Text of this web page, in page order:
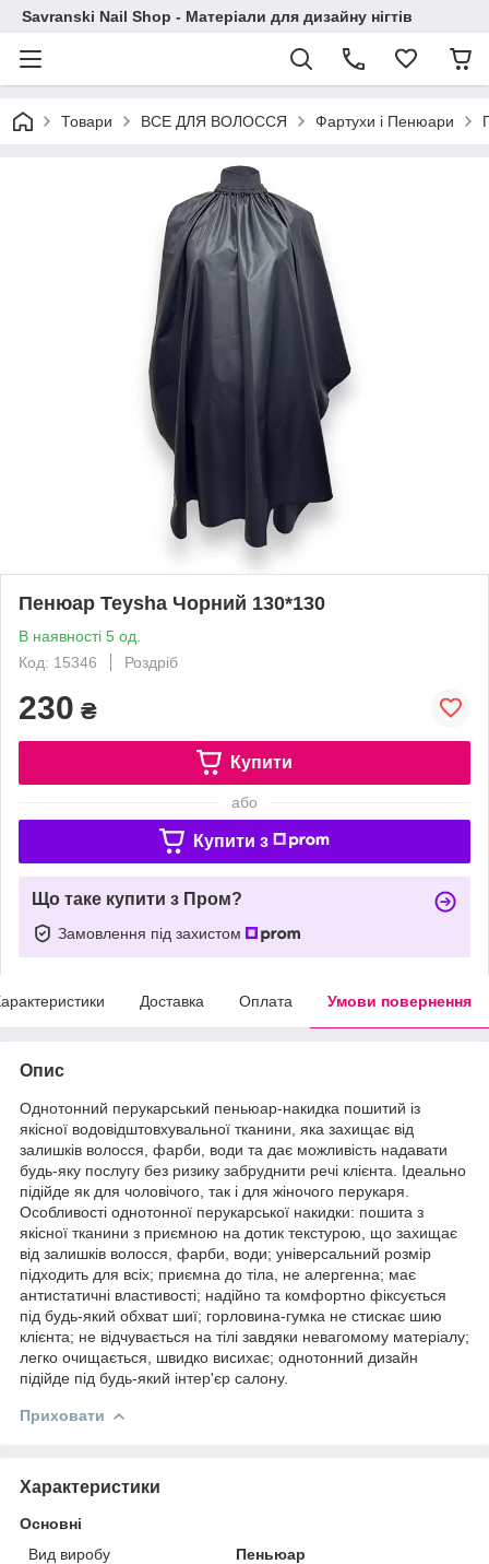
Savranski Nail Shop - Матеріали для дизайну нігтів
Товари ВСЕ ДЛЯ ВОЛОССЯ Фартухи і Пенюари
Пенюар Teysha Чорний 130*130
В наявності 5 од.
Код: 15346
Роздріб
230 ₴
Купити
або
Купити з
Що таке купити з Пром?
Замовлення під захистом
Доставка Оплата Умови повернення
Опис
Однотонний перукарський пеньюар-накидка пошитий із
якісної водовідштовхувальної тканини, яка захищає від
залишків волосся, фарби, води та дає можливість надавати
будь-яку послугу без ризику забруднити речі клієнта. Ідеально
підійде як для чоловічого, так і для жіночого перукаря.
Особливості однотонної перукарської накидки: пошита з
якісної тканини з приємною на дотик текстурою, що захищає
від залишків волосся, фарби, води; універсальний розмір
підходить для всіх; приємна до тіла, не алергенна; має
антистатичні властивості; надійно та комфортно фіксується
під будь-який обхват шиї; горловина-гумка не стискає шию
клієнта; не відчувається на тілі завдяки невагомому матеріалу;
легко очищається, швидко висихає; однотонний дизайн
підійде під будь-який інтер'єр салону.
Приховати
Характеристики
Основні
Вид виробу
Пеньюар